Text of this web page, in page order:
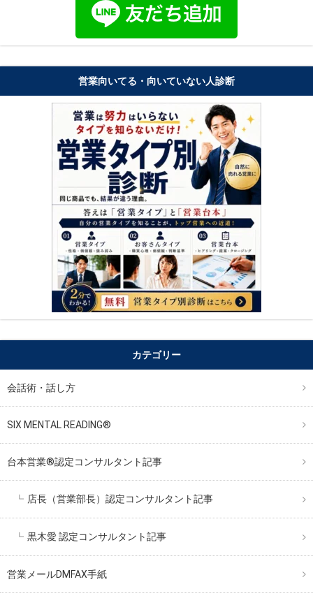
営業向いてる・向いていない人診断
カテゴリー
会話術・話し方
SIX MENTAL READING®︎
台本営業®︎認定コンサルタント記事
店長（営業部長）認定コンサルタント記事
黒木愛 認定コンサルタント記事
営業メールDMFAX手紙